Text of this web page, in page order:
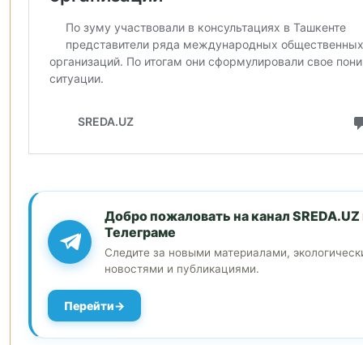
Добро пожаловать на канал SREDA.UZ
Телеграме
Следите за новыми материалами,
новостями и публикациями.
Перейти